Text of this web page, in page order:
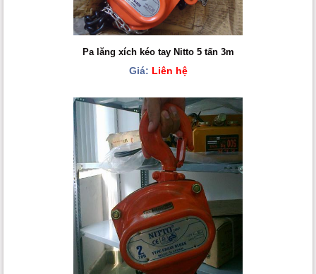
Pa lăng xích kéo tay Nitto 5 tấn 3m
Giá: Liên hệ